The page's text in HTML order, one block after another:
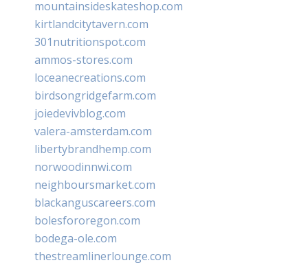
mountainsideskateshop.com
kirtlandcitytavern.com
301nutritionspot.com
ammos-stores.com
loceanecreations.com
birdsongridgefarm.com
joiedevivblog.com
valera-amsterdam.com
libertybrandhemp.com
norwoodinnwi.com
neighboursmarket.com
blackanguscareers.com
bolesfororegon.com
bodega-ole.com
thestreamlinerlounge.com